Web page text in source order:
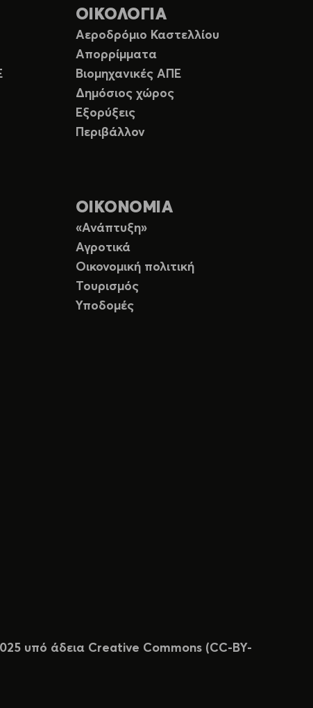
ΟΙΚΟΛΟΓΙΑ
Αεροδρόμιο Καστελλίου
Απορρίμματα
Βιομηχανικές ΑΠΕ
Δημόσιος χώρος
Εξορύξεις
Περιβάλλον
ΟΙΚΟΝΟΜΙΑ
«Ανάπτυξη»
Αγροτικά
Οικονομική πολιτική
Τουρισμός
Υποδομές
υπό άδεια Creative Commons (CC-BY-